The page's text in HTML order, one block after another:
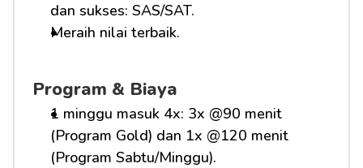
dan sukses: SAS/SAT.
Meraih nilai terbaik.
Program & Biaya
1 minggu masuk 4x: 3x @90 menit
(Program Gold) dan 1x @120 menit
(Program Sabtu/Minggu).